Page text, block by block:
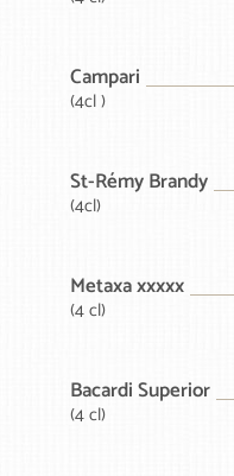
Campari
(4cl )
St-Rémy Brandy
(4cl)
Metaxa xxxxx
(4 cl)
Bacardi Superior
(4 cl)